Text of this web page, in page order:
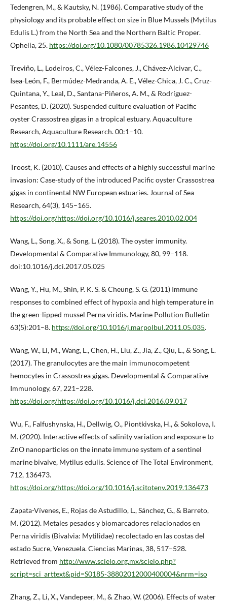
Tedengren, M., & Kautsky, N. (1986). Comparative study of the
physiology and its probable effect on size in Blue Mussels (Mytilus
Edulis L.) from the North Sea and the Northern Baltic Proper.
Ophelia, 25. https://doi.org/10.1080/00785326.1986.10429746
Treviño, L., Lodeiros, C., Vélez-Falcones, J., Chávez-Alcivar, C.,
Isea-León, F., Bermúdez-Medranda, A. E., Vélez-Chica, J. C., Cruz-
Quintana, Y., Leal, D., Santana-Piñeros, A. M., & Rodríguez-
Pesantes, D. (2020). Suspended culture evaluation of Pacific
oyster Crassostrea gigas in a tropical estuary. Aquaculture
Research, Aquaculture Research. 00:1–10.
https://doi.org/10.1111/are.14556
Troost, K. (2010). Causes and effects of a highly successful marine
invasion: Case-study of the introduced Pacific oyster Crassostrea
gigas in continental NW European estuaries. Journal of Sea
Research, 64(3), 145–165.
https://doi.org/https://doi.org/10.1016/j.seares.2010.02.004
Wang, L., Song, X., & Song, L. (2018). The oyster immunity.
Developmental & Comparative Immunology, 80, 99–118.
doi:10.1016/j.dci.2017.05.025
Wang, Y., Hu, M., Shin, P. K. S. & Cheung, S. G. (2011) Immune
responses to combined effect of hypoxia and high temperature in
the green-lipped mussel Perna viridis. Marine Pollution Bulletin
63(5):201–8. https://doi.org/10.1016/j.marpolbul.2011.05.035.
Wang, W., Li, M., Wang, L., Chen, H., Liu, Z., Jia, Z., Qiu, L., & Song, L.
(2017). The granulocytes are the main immunocompetent
hemocytes in Crassostrea gigas. Developmental & Comparative
Immunology, 67, 221–228.
https://doi.org/https://doi.org/10.1016/j.dci.2016.09.017
Wu, F., Falfushynska, H., Dellwig, O., Piontkivska, H., & Sokolova, I.
M. (2020). Interactive effects of salinity variation and exposure to
ZnO nanoparticles on the innate immune system of a sentinel
marine bivalve, Mytilus edulis. Science of The Total Environment,
712, 136473.
https://doi.org/https://doi.org/10.1016/j.scitotenv.2019.136473
Zapata-Vívenes, E., Rojas de Astudillo, L., Sánchez, G., & Barreto,
M. (2012). Metales pesados y biomarcadores relacionados en
Perna viridis (Bivalvia: Mytilidae) recolectado en las costas del
estado Sucre, Venezuela. Ciencias Marinas, 38, 517–528.
Retrieved from http://www.scielo.org.mx/scielo.php?
script=sci_arttext&pid=S0185-38802012000400004&nrm=iso
Zhang, Z., Li, X., Vandepeer, M., & Zhao, W. (2006). Effects of water